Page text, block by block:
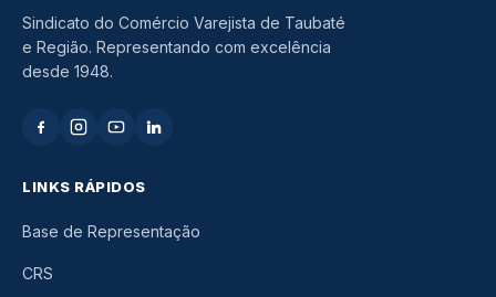
Sindicato do Comércio Varejista de Taubaté
e Região. Representando com excelência
desde 1948.
LINKS RÁPIDOS
Base de Representação
CRS